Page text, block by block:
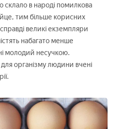
склало в народі помилкова
тим більше корисних
великі екземпляри
набагато менше
молодий несучкою.
організму людини вчені